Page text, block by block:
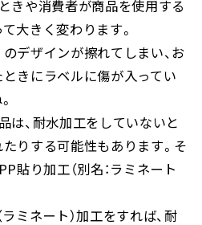
きや消費者が商品を使用する
大きく変わります。
デザインが擦れてしまい、お
きにラベルに傷が入ってい
は、耐水加工をしていないと
りする可能性もあります。そ
貼り加工（別名：ラミネート
ミネート）加工をすれば、耐